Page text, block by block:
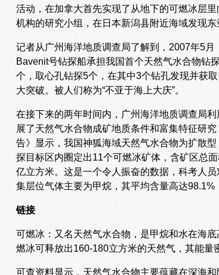
活动，在加拿大首先实现了从地下的可燃冰层
机构的研究小组，在日本新潟县附近海域发现
记者从广州海洋地质调查局了解到，2007年5
Bavenit号钻探船承担我国首个天然气水合物钻
个，取心孔钻探5个，在其中3个钻孔发现并获
大突破。被人们称为“不亚于海上大庆”。
在接下来的两年时间内，广州海洋地质调查局
展了天然气水合物成矿地质条件和富集特征研
告》显示，我国神狐海域天然气水合物为扩散
探目标区内圈定出11个可燃冰矿体，含矿区总
亿立方米。这是一个令人振奋的数据，科考人
集层位气体主要为甲烷，其平均含量高达98.1%
链接
可燃冰：又名天然气水合物，是甲烷和水在海
燃冰可释放出160-180立方米的天然气，其能量
可查资料显示，天然气水合物主要蕴藏在深海